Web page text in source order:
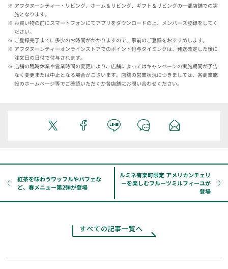
アフタヌーンティー・リビング、ホーム＆リビング、ギフト＆リビングの一部店舗での実
施となります。
お買い物の前にスマートフォンにてアプリをダウンロードの上、メンバーズ登録をしてく
ださい。
ご登録完了までに多少のお時間がかかりますので、事前のご登録をおすすめします。
アフタヌーンティーオンラインストアでのポイント付与タイミングは、発送確定した後に
注文日の日付で付与されます。
店舗の臨時休業や営業時間の変更により、店舗によってはキャンペーンの実施期間が予告
なく変更または中止となる場合がございます。店舗の営業状況につきましては、各商業施
設のホームページ等でご確認いただくか各店舗にお問い合わせください。
紅茶を味わうワッフルやパフェな
ど、春メニュー第2弾が登場
ルミネ有楽町限定 アメリカンチェリ
ーを楽しむフルーツミルフィーユが
登場
すべての記事一覧へ